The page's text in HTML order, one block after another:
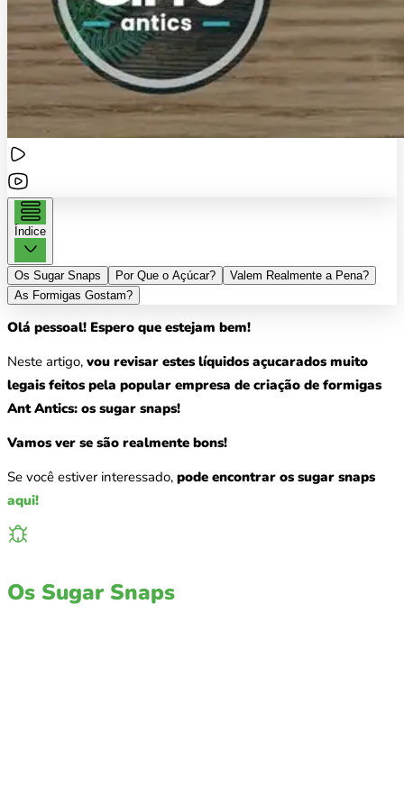
Índice
Os Sugar Snaps Por Que o Açúcar?
Valem Realmente a Pena?
As Formigas Gostam?
Olá pessoal! Espero que estejam bem!
Neste artigo, vou revisar estes líquidos açucarados muito
legais feitos pela popular empresa de criação de formigas
Ant Antics: os sugar snaps!
Vamos ver se são realmente bons!
Se você estiver interessado, pode encontrar os sugar snaps
aqui!
Os Sugar Snaps